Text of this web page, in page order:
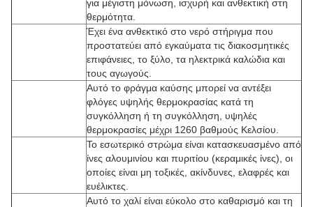
για μέγιστη μόνωση, ισχυρή και ανθεκτική στη
θερμότητα.
Έχει ένα ανθεκτικό στο νερό στήριγμα που
προστατεύει από εγκαύματα τις διακοσμητικές
επιφάνειες, το ξύλο, τα ηλεκτρικά καλώδια και
τους αγωγούς.
Αυτό το φράγμα καύσης μπορεί να αντέξει
φλόγες υψηλής θερμοκρασίας κατά τη
συγκόλληση ή τη συγκόλληση, υψηλές
θερμοκρασίες μέχρι 1260 βαθμούς Κελσίου.
Το εσωτερικό στρώμα είναι κατασκευασμένο από
ίνες αλουμινίου και πυριτίου (κεραμικές ίνες), οι
οποίες είναι μη τοξικές, ακίνδυνες, ελαφρές και
ευέλικτες.
Αυτό το χαλί είναι εύκολο στο καθαρισμό και τη